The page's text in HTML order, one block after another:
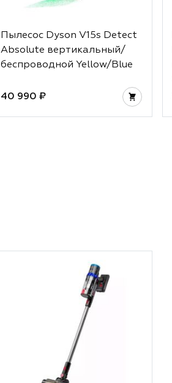
Пылесос Dyson V15s Detect
Absolute вертикальный/
беспроводной Yellow/Blue
40 990 ₽